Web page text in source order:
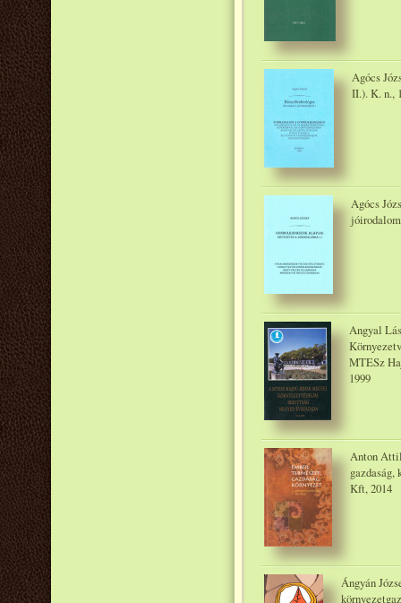
Agócs
II.). K. n.,
Agócs
Angyal
MTESz
1999
Anton
gazdaság,
Kft, 2014
Ángyán